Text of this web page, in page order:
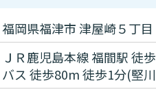
福岡県福津市 津屋崎５丁
ＪＲ鹿児島本線 福間駅 徒
バス 徒歩80m 徒歩1分(堅